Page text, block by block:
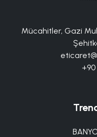
Mücahitler, Gazi
+90